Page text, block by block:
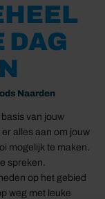
DAG
Naarden
van jouw
alles aan om jouw
mogelijk te maken.
spreken.
op het gebied
weg met leuke